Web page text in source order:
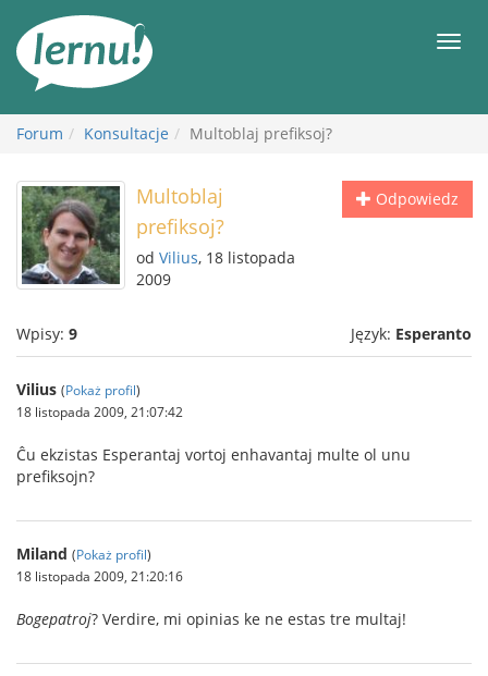
Forum Konsultacje Multoblaj prefiksoj?
Odpowiedz
Multoblaj
prefiksoj?
od Vilius, 18 listopada
2009
Wpisy: 9 Język: Esperanto
Vilius (Pokaż profil)
18 listopada 2009, 21:07:42
Ĉu ekzistas Esperantaj vortoj enhavantaj multe ol unu
prefiksojn?
Miland (Pokaż profil)
18 listopada 2009, 21:20:16
Bogepatroj? Verdire, mi opinias ke ne estas tre multaj!